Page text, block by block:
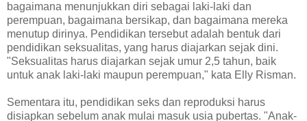
bagaimana menunjukkan diri sebagai laki-laki dan
perempuan, bagaimana bersikap, dan bagaimana mereka
menutup dirinya. Pendidikan tersebut adalah bentuk dari
pendidikan seksualitas, yang harus diajarkan sejak dini.
"Seksualitas harus diajarkan sejak umur 2,5 tahun, baik
untuk anak laki-laki maupun perempuan," kata Elly Risman.
Sementara itu, pendidikan seks dan reproduksi harus
disiapkan sebelum anak mulai masuk usia pubertas. "Anak-